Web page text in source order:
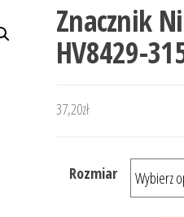
Znacznik
HV8429-
37,20zł
Rozmiar